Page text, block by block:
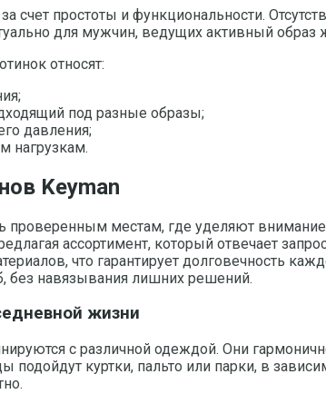
счет простоты и функциональности.
для мужчин, ведущих активный образ
относят:
под разные образы;
давления;
нагрузкам.
Keyman
местам, где уделяют внимание
ассортимент, который отвечает
что гарантирует долговечность
без навязывания лишних решений.
жизни
с различной одеждой. Они
куртки, пальто или парки, в